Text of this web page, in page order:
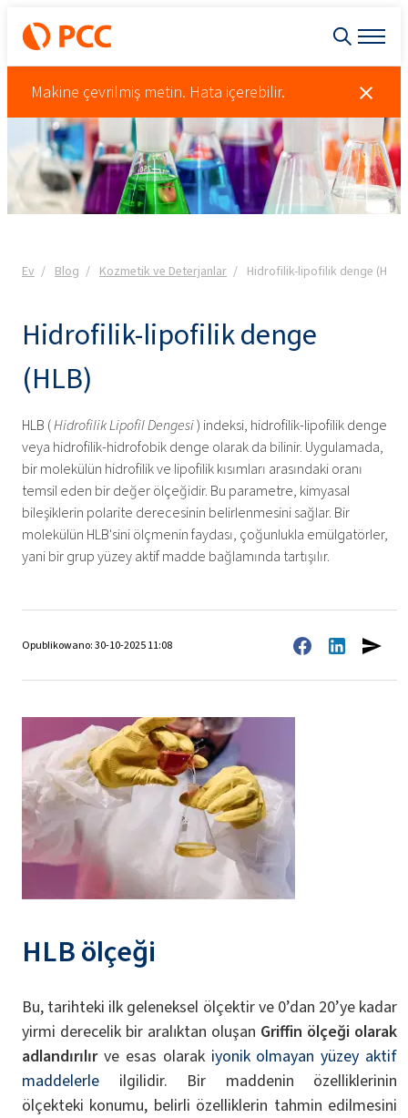
Makine çevrilmiş metin. Hata içerebilir.
Ev Blog Kozmetik ve Deterjanlar Hidrofilik-lipofilik denge (HLB)
Hidrofilik-lipofilik denge
(HLB)
HLB (Hidrofilik Lipofil Dengesi) indeksi, hidrofilik-lipofilik denge
veya hidrofilik-hidrofobik denge olarak da bilinir. Uygulamada,
bir molekülün hidrofilik ve lipofilik kısımları arasındaki oranı
temsil eden bir değer ölçeğidir. Bu parametre, kimyasal
bileşiklerin polarite derecesinin belirlenmesini sağlar. Bir
molekülün HLB'sini ölçmenin faydası, çoğunlukla emülgatörler,
yani bir grup yüzey aktif madde bağlamında tartışılır.
Opublikowano: 30-10-2025 11:08
HLB ölçeği
Bu, tarihteki ilk geleneksel ölçektir ve 0’dan 20’ye kadar
yirmi derecelik bir aralıktan oluşan Griffin ölçeği olarak
adlandırılırve esas olarak iyonik olmayan yüzey aktif
maddelerle ilgilidir. Bir maddenin özelliklerinin
ölçekteki konumu, belirli özelliklerin tahmin edilmesini